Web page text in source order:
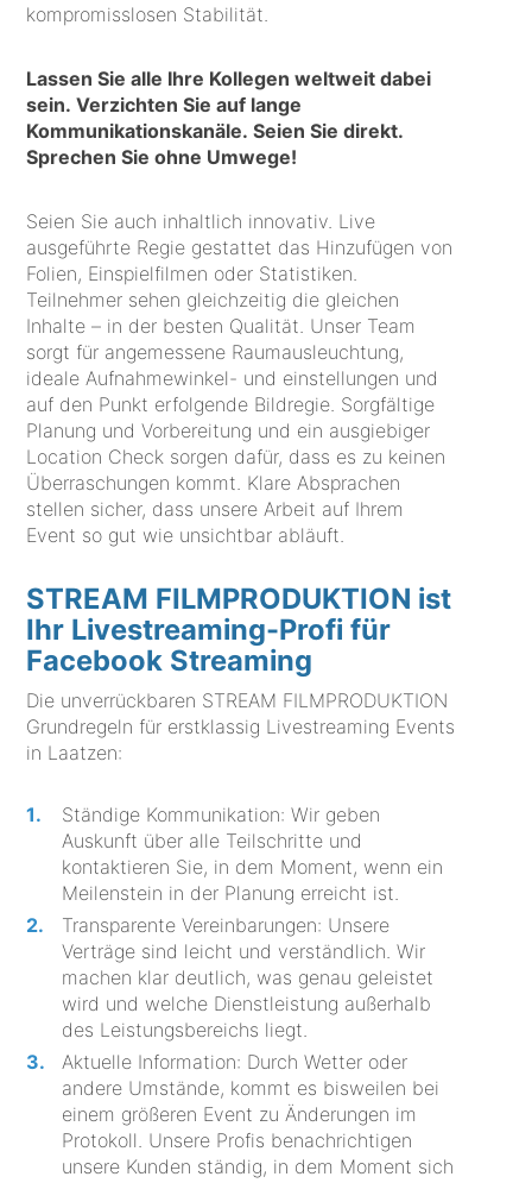
kompromisslosen Stabilität.
Lassen Sie alle Ihre Kollegen weltweit dabei
sein. Verzichten Sie auf lange
Kommunikationskanäle. Seien Sie direkt.
Sprechen Sie ohne Umwege!
Seien Sie auch inhaltlich innovativ. Live
ausgeführte Regie gestattet das Hinzufügen von
Folien, Einspielfilmen oder Statistiken.
Teilnehmer sehen gleichzeitig die gleichen
Inhalte – in der besten Qualität. Unser Team
sorgt für angemessene Raumausleuchtung,
ideale Aufnahmewinkel- und einstellungen und
auf den Punkt erfolgende Bildregie. Sorgfältige
Planung und Vorbereitung und ein ausgiebiger
Location Check sorgen dafür, dass es zu keinen
Überraschungen kommt. Klare Absprachen
stellen sicher, dass unsere Arbeit auf Ihrem
Event so gut wie unsichtbar abläuft.
STREAM FILMPRODUKTION ist
Ihr Livestreaming-Profi für
Facebook Streaming
Die unverrückbaren STREAM FILMPRODUKTION
Grundregeln für erstklassig Livestreaming Events
in Laatzen:
Ständige Kommunikation: Wir geben
Auskunft über alle Teilschritte und
kontaktieren Sie, in dem Moment, wenn ein
Meilenstein in der Planung erreicht ist.
Transparente Vereinbarungen: Unsere
Verträge sind leicht und verständlich. Wir
machen klar deutlich, was genau geleistet
wird und welche Dienstleistung außerhalb
des Leistungsbereichs liegt.
Aktuelle Information: Durch Wetter oder
andere Umstände, kommt es bisweilen bei
einem größeren Event zu Änderungen im
Protokoll. Unsere Profis benachrichtigen
unsere Kunden ständig, in dem Moment sich